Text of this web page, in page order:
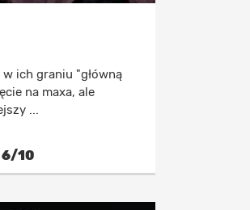
ich graniu "główną
na maxa, ale
...
6/10